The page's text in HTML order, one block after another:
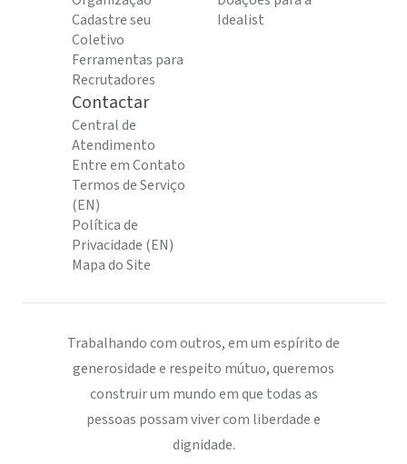
Cadastre seu
Coletivo
Ferramentas para
Recrutadores
Idealist
Contactar
Central de
Atendimento
Entre em Contato
Termos de Serviço
(EN)
Política de
Privacidade (EN)
Mapa do Site
Trabalhando com outros, em um espírito de
generosidade e respeito mútuo, queremos
construir um mundo em que todas as
pessoas possam viver com liberdade e
dignidade.